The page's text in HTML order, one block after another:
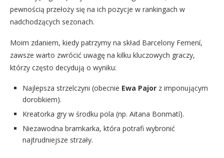
pewnością przełoży się na ich pozycje w rankingach w
nadchodzących sezonach.
Moim zdaniem, kiedy patrzymy na skład Barcelony Femení,
zawsze warto zwrócić uwagę na kilku kluczowych graczy,
którzy często decydują o wyniku:
Najlepsza strzelczyni (obecnie Ewa Pajor z imponującym
dorobkiem).
Kreatorka gry w środku pola (np. Aitana Bonmatí).
Niezawodna bramkarka, która potrafi wybronić
najtrudniejsze strzały.